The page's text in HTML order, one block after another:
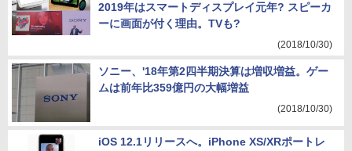
2019年はスマートディスプレイ元年? スピーカ
ーに画面が付く理由。TVも?
(2018/10/30)
ソニー、'18年第2四半期決算は増収増益。ゲー
ムは前年比359億円の大幅増益
(2018/10/30)
iOS 12.1リリースへ。iPhone XS/XRポートレ